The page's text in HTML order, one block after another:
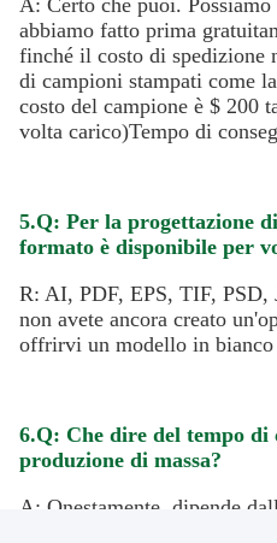
R: sacchetti di imballaggio
sacchetti in carta kraft,
sacchetti in BOPP, pellicola
carta.sacchetti con valvola e
R: Se le vostre informazioni
12 ore fuori orario di
Benvenuti alla vostra
vostra qualità?
abbiamo fatto prima